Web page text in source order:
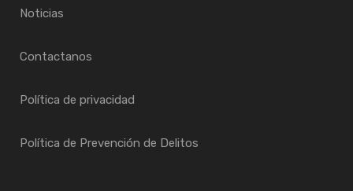
Noticias
Contactanos
Política de privacidad
Política de Prevención de Delitos